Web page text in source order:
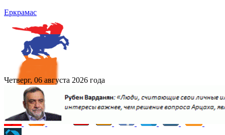
Еркрамас
Четверг, 06 августа 2026 года